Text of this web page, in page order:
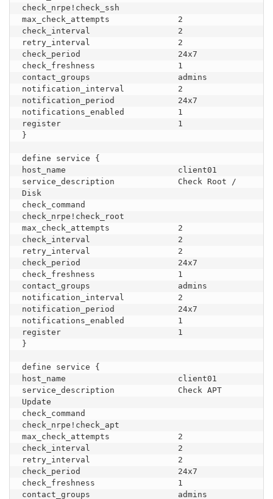
check_nrpe!check_ssh
max_check_attempts              2
check_interval                  2
retry_interval                  2
check_period                    24x7
check_freshness                 1
contact_groups                  admins
notification_interval           2
notification_period             24x7
notifications_enabled           1
register                        1
}
define service {
host_name                       client01
service_description             Check Root /
Disk
check_command
check_nrpe!check_root
max_check_attempts              2
check_interval                  2
retry_interval                  2
check_period                    24x7
check_freshness                 1
contact_groups                  admins
notification_interval           2
notification_period             24x7
notifications_enabled           1
register                        1
}
define service {
host_name                       client01
service_description             Check APT
Update
check_command
check_nrpe!check_apt
max_check_attempts              2
check_interval                  2
retry_interval                  2
check_period                    24x7
check_freshness                 1
contact_groups                  admins